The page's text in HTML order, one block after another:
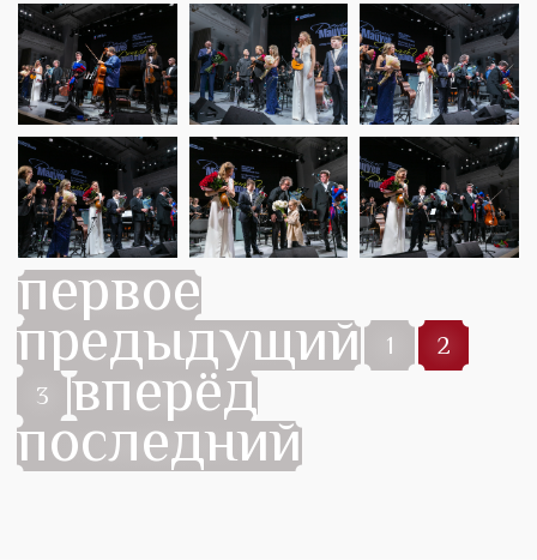
первое
предыдущий 1
2
3
вперёд
последний